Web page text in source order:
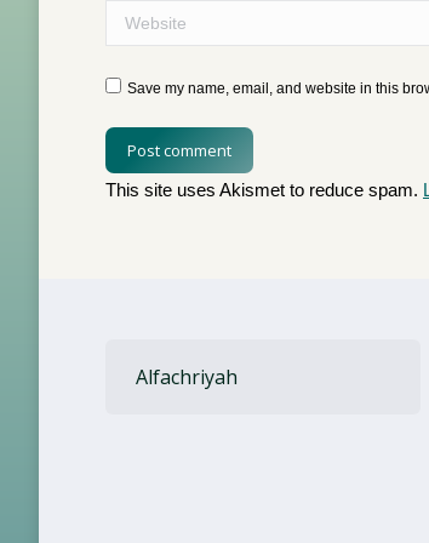
Website
Save my name, email, and website in this
Post comment
This site uses Akismet to reduce spam.
Alfachriyah